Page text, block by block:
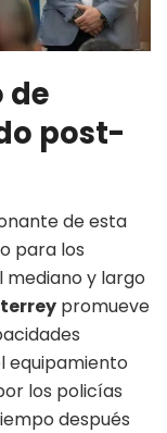
de
post-
de esta
para los
mediano y largo
promueve
equipamiento
los policías
después